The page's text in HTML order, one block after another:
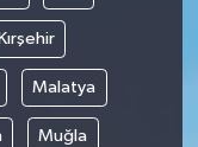
Kırşehir
Malatya
Muğla